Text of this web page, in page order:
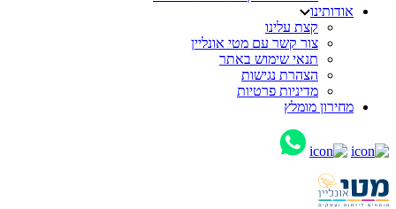
אודותינו
קצת עלינו
צור קשר עם מטי אונליין
תנאי שימוש באתר
הצהרת נגישות
מדיניות פרטיות
מחירון מומלץ